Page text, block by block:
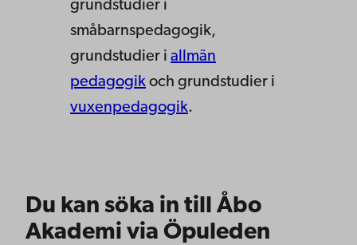
grundstudier i
småbarnspedagogik,
grundstudier i allmän
pedagogik och grundstudier i
vuxenpedagogik.
Du kan söka in till Åbo
Akademi via Öpuleden